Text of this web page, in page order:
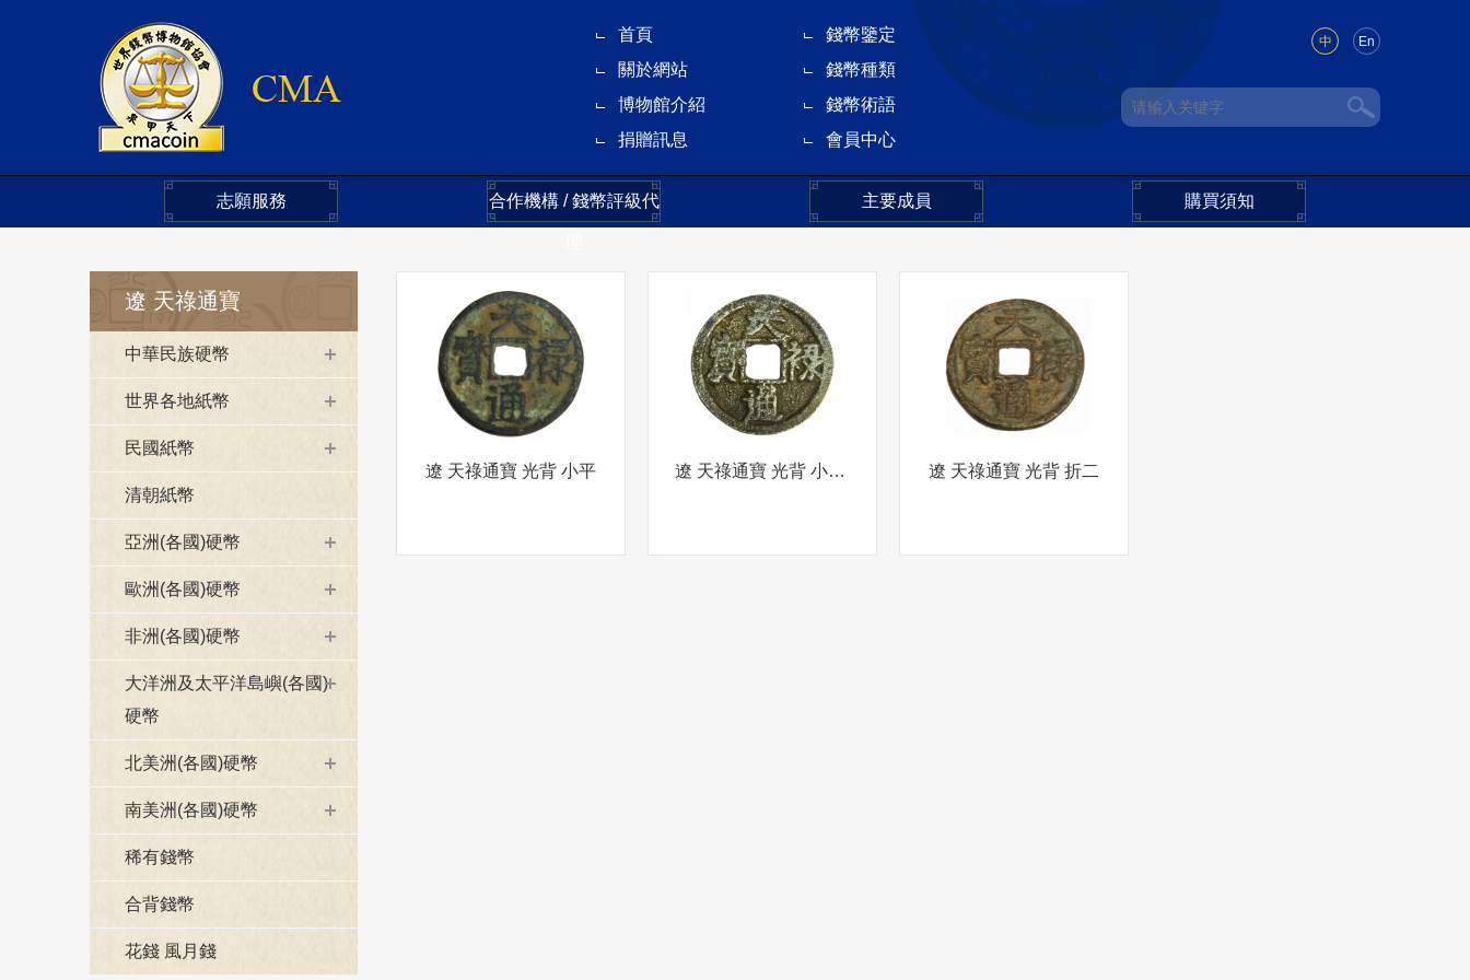
中 En
首頁
錢幣鑒定
關於網站
錢幣種類
博物館介紹
錢幣術語
捐贈訊息
會員中心
志願服務 合作機構 / 錢幣評級代 主要成員 購買須知
遼 天祿通寶
中華民族硬幣
世界各地紙幣
民國紙幣
清朝紙幣
亞洲(各國)硬幣
歐洲(各國)硬幣
非洲(各國)硬幣
大洋洲及太平洋島嶼(各國)
硬幣
北美洲(各國)硬幣
南美洲(各國)硬幣
稀有錢幣
合背錢幣
花錢 風月錢
遼 天祿通寶 光背 小平 遼 天祿通寶 光背 小平 金 遼 天祿通寶 光背 折二